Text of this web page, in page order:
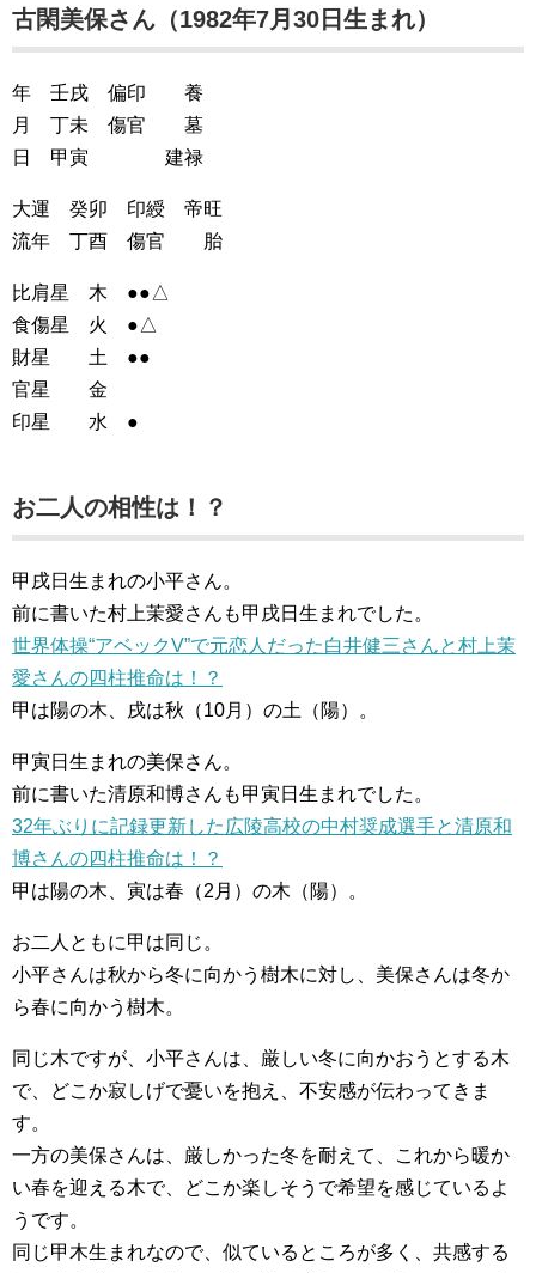
古閑美保さん（1982年7月30日生まれ）
年 壬戌 偏印 養
月 丁未 傷官 墓
日 甲寅 建禄
大運 癸卯 印綬 帝旺
流年 丁酉 傷官 胎
比肩星 木 ●●△
食傷星 火 ●△
財星 土 ●●
官星 金
印星 水 ●
お二人の相性は！？
甲戌日生まれの小平さん。
前に書いた村上茉愛さんも甲戌日生まれでした。
世界体操“アベックV”で元恋人だった白井健三さんと村上茉
愛さんの四柱推命は！？
甲は陽の木、戌は秋（10月）の土（陽）。
甲寅日生まれの美保さん。
前に書いた清原和博さんも甲寅日生まれでした。
32年ぶりに記録更新した広陵高校の中村奨成選手と清原和
博さんの四柱推命は！？
甲は陽の木、寅は春（2月）の木（陽）。
お二人ともに甲は同じ。
小平さんは秋から冬に向かう樹木に対し、美保さんは冬か
ら春に向かう樹木。
同じ木ですが、小平さんは、厳しい冬に向かおうとする木
で、どこか寂しげで憂いを抱え、不安感が伝わってきま
す。
一方の美保さんは、厳しかった冬を耐えて、これから暖か
い春を迎える木で、どこか楽しそうで希望を感じているよ
うです。
同じ甲木生まれなので、似ているところが多く、共感する